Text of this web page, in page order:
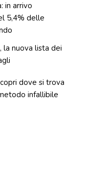
in arrivo
5,4% delle
nuova lista dei
dove si trova
infallibile